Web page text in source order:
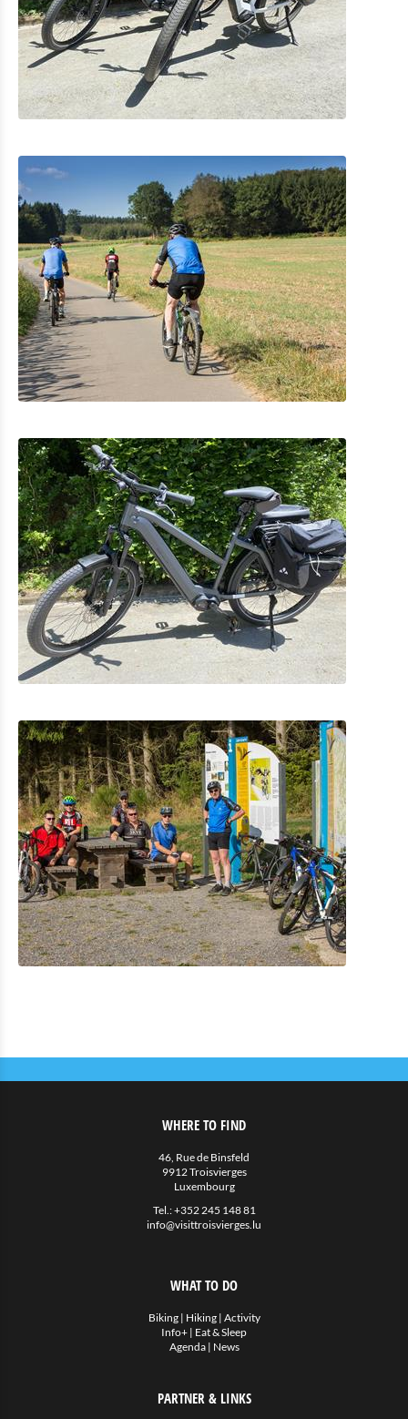
WHERE TO FIND
46, Rue de Binsfeld
9912 Troisvierges
Luxembourg
Tel.:+352 245 148 81
info@visittroisvierges.lu
WHAT TO DO
Biking| Hiking| Activity
Info+ | Eat & Sleep
Agenda| News
PARTNER & LINKS